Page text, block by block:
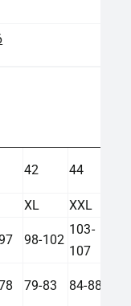
42 44
XL XXL
98-102
103-
107
79-83 84-88